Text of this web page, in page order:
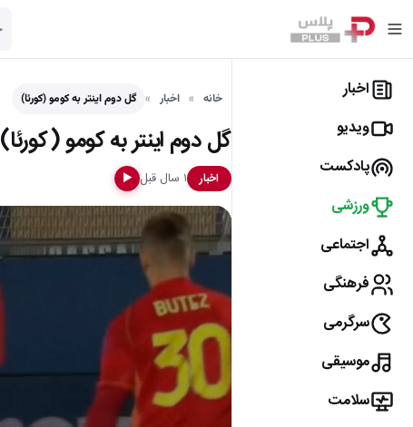
اخبار
ویدیو
پادکست
ورزشی
اجتماعی
فرهنگی
سرگرمی
موسیقی
سلامت
خانه اخبار گل دوم اینتر به کومو (کورئا)
گل دوم اینتر به کومو (کورئا)
اخبار ۱ سال قبل ▶